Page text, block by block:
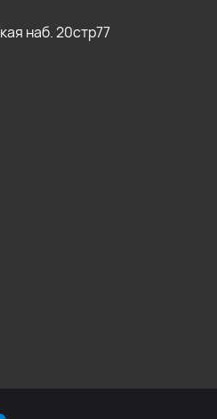
наб. 20стр77